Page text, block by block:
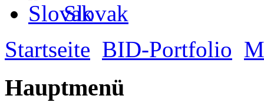
Slovak
Startseite BID-Portfolio
Hauptmenü